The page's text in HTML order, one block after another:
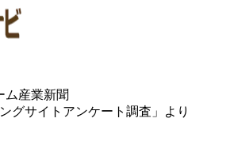
ム産業新聞
グサイトアンケート調査」より